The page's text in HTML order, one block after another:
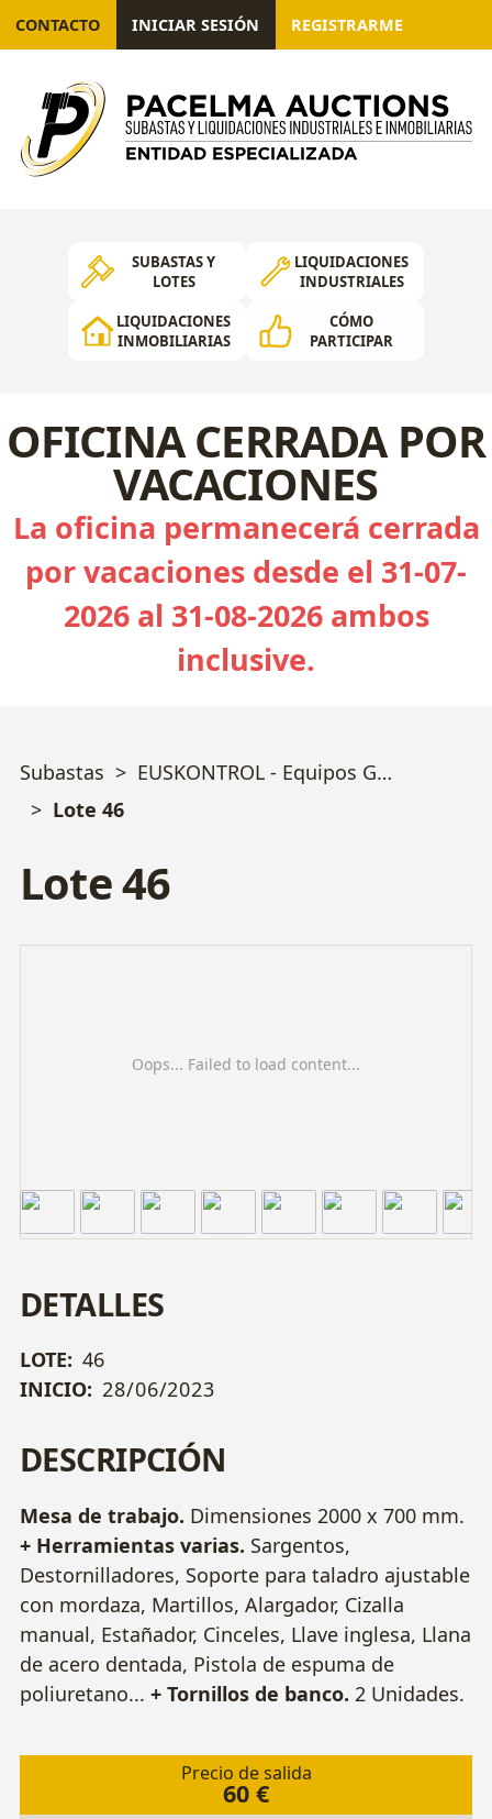
CONTACTO INICIAR SESIÓN REGISTRARME
SUBASTAS Y
LOTES
LIQUIDACIONES
INDUSTRIALES
LIQUIDACIONES
INMOBILIARIAS
CÓMO
PARTICIPAR
OFICINA CERRADA POR
VACACIONES
La oficina permanecerá cerrada
por vacaciones desde el 31-07-
2026 al 31-08-2026 ambos
inclusive.
Subastas
EUSKONTROL - Equipos Geotecnia, Sondeos, Calidad y Ensayos varios - Bizkaia
Lote 46
Lote 46
Oops... Failed to load content...
DETALLES
LOTE: 46
INICIO: 28/06/2023
DESCRIPCIÓN
Mesa de trabajo. Dimensiones 2000 x 700 mm.
+ Herramientas varias. Sargentos,
Destornilladores, Soporte para taladro ajustable
con mordaza, Martillos, Alargador, Cizalla
manual, Estañador, Cinceles, Llave inglesa, Llana
de acero dentada, Pistola de espuma de
poliuretano... + Tornillos de banco. 2 Unidades.
Precio de salida
60 €